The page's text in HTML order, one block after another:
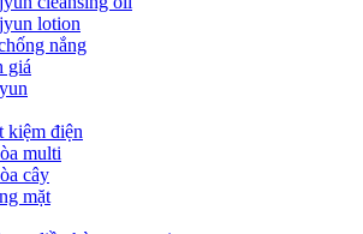
lotion
nắng
giá
kiệm điện
multi
cây
mặt